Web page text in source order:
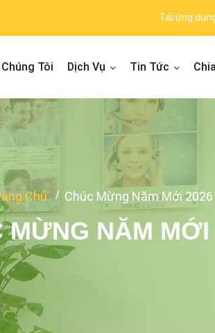
Tải ứng
Chúng Tôi Dịch Vụ Tin Tức
Chủ Chúc Mừng Năm Mới 2026
MỪNG NĂM MỚI